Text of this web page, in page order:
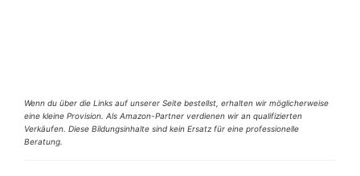
Wenn du über die Links auf unserer Seite bestellst, erhalten wir möglicherweise
eine kleine Provision. Als Amazon-Partner verdienen wir an qualifizierten
Verkäufen. Diese Bildungsinhalte sind kein Ersatz für eine professionelle
Beratung.